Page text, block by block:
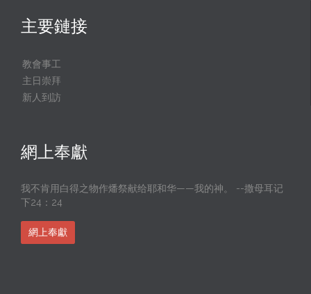
主要鏈接
教會事工
主日崇拜
新人到訪
網上奉獻
我不肯用白得之物作燔祭献给耶和华——我的神。 --撒母耳记
下24：24
網上奉獻